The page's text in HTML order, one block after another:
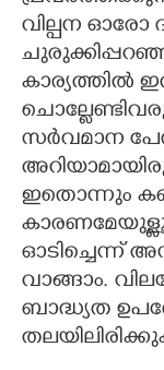
വില്പന ഓരോ
കാര്യത്തിൽ
സർവമാന
ഇതൊന്നും
ഓടിച്ചെന്ന്
വാങ്ങാം.
ബാദ്ധ്യത